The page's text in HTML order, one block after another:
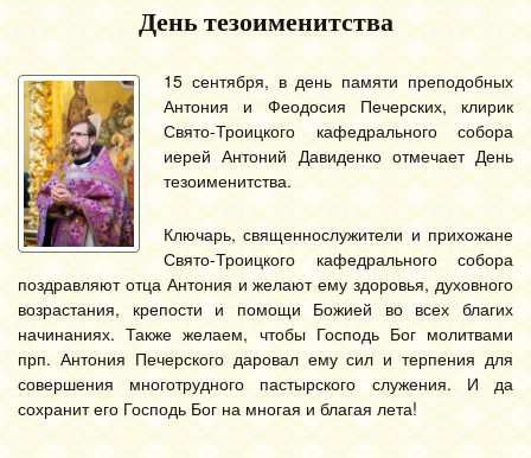
День тезоименитства
15 сентября, в день памяти преподобных
Антония и Феодосия Печерских, клирик
Свято-Троицкого кафедрального собора
иерей Антоний Давиденко отмечает День
тезоименитства.
Ключарь, священнослужители и прихожане
Свято-Троицкого кафедрального собора
поздравляют отца Антония и желают ему здоровья, духовного
возрастания, крепости и помощи Божией во всех благих
начинаниях. Также желаем, чтобы Господь Бог молитвами
прп. Антония Печерского даровал ему сил и терпения для
совершения многотрудного пастырского служения. И да
сохранит его Господь Бог на многая и благая лета!